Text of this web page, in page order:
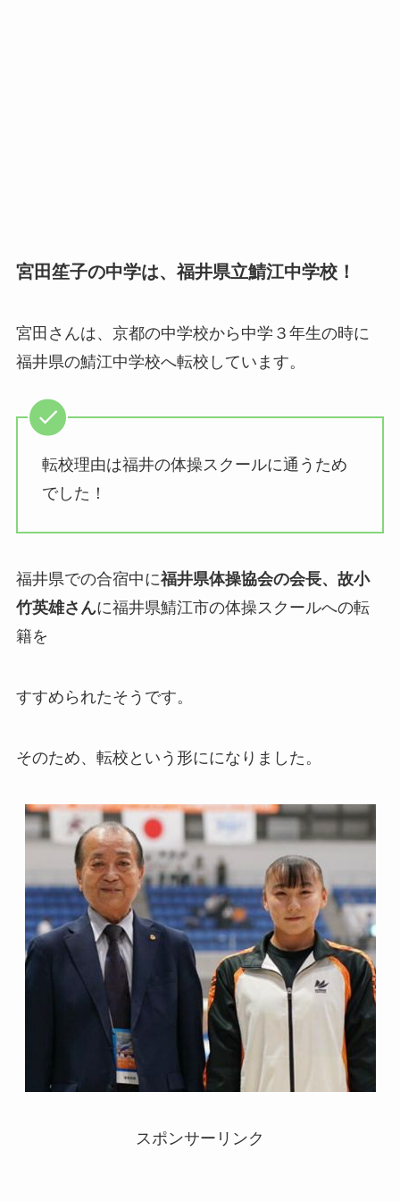
宮田笙子の中学は、福井県立鯖江中学校！
宮田さんは、京都の中学校から中学３年生の時に
福井県の鯖江中学校へ転校しています。
転校理由は福井の体操スクールに通うため
でした！
福井県での合宿中に福井県体操協会の会長、故小
竹英雄さんに福井県鯖江市の体操スクールへの転
籍を
すすめられたそうです。
そのため、転校という形にになりました。
スポンサーリンク